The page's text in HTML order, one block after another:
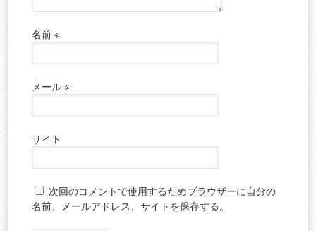
名前※
メール※
サイト
次回のコメントで使用するためブラウザーに自分の
名前、メールアドレス、サイトを保存する。